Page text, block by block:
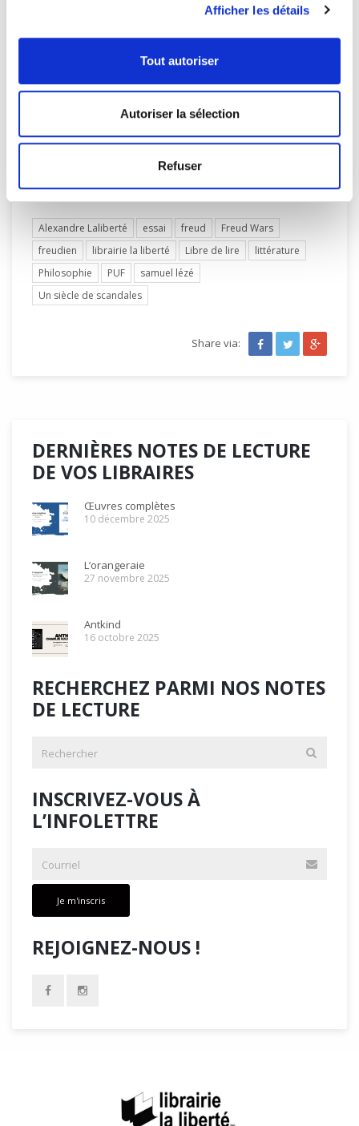
Afficher les détails
Tout autoriser
Autoriser la sélection
Refuser
ixIbid., p. 6.
Essais,Les chroniques d'Alexandre,Suggestions de lecture
Alexandre Laliberté essai freud
Freud Wars
freudien
librairie la liberté Libre de lire
littérature
Philosophie
PUF
samuel lézé
Un siècle de scandales
Share via:
DERNIÈRES NOTES DE LECTURE
DE VOS LIBRAIRES
Œuvres complètes
10 décembre 2025
L’orangeraie
27 novembre 2025
Antkind
16 octobre 2025
RECHERCHEZ PARMI NOS NOTES
DE LECTURE
INSCRIVEZ-VOUS À
L’INFOLETTRE
Je m'inscris
REJOIGNEZ-NOUS !